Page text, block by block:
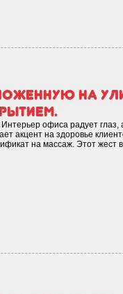
на
офиса радует глаз,
акцент на здоровье
на массаж. Этот жест